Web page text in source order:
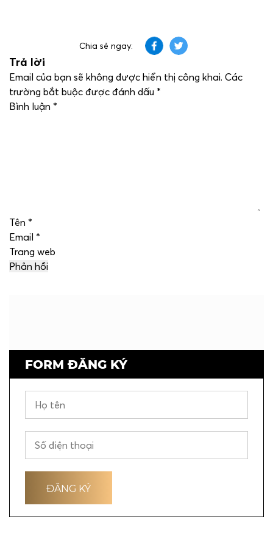
Chia sẻ ngay:
Trả lời
Email của bạn sẽ không được hiển thị công khai. Các
trường bắt buộc được đánh dấu *
Bình luận *
Tên *
Email *
Trang web
FORM ĐĂNG KÝ